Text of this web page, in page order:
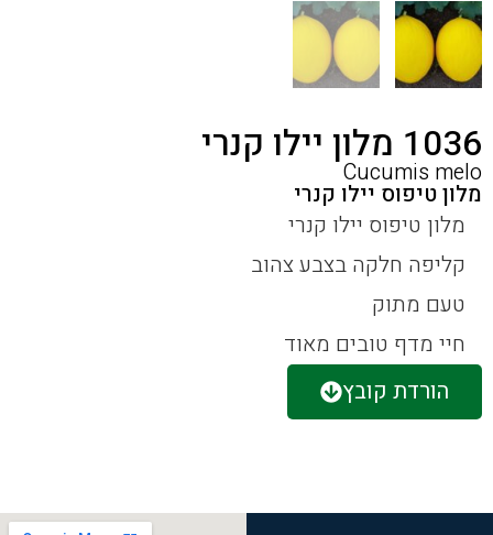
1036 מלון יילו קנרי
Cucumis melo
מלון טיפוס יילו קנרי
מלון טיפוס יילו קנרי
קליפה חלקה בצבע צהוב
טעם מתוק
חיי מדף טובים מאוד
הורדת קובץ